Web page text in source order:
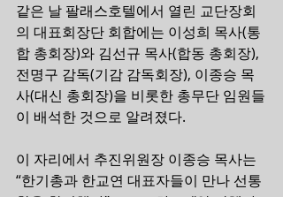
같은 날 팔래스호텔에서 열린 교단장회
의 대표회장단 회합에는 이성희 목사(통
합 총회장)와 김선규 목사(합동 총회장),
전명구 감독(기감 감독회장), 이종승 목
사(대신 총회장)을 비롯한 총무단 임원들
이 배석한 것으로 알려졌다.
이 자리에서 추진위원장 이종승 목사는
“한기총과 한교연 대표자들이 만나 선통